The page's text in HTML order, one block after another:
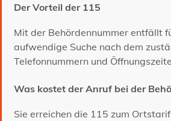
Der Vorteil der 115
Mit der Behördennummer entfällt
aufwendige Suche nach dem
Telefonnummern und
Was kostet der Anruf bei der
Sie erreichen die 115 zum